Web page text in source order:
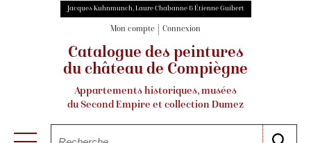
Jacques Kuhnmunch, Laure Chabanne & Étienne Guibert
Mon compte Connexion
Catalogue des peintures
du château de Compiègne
Appartements historiques, musées
du Second Empire et collection Dumez